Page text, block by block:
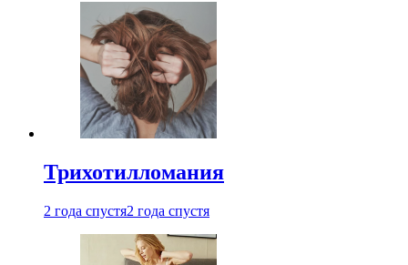
Трихотилломания
2 года спустя2 года спустя